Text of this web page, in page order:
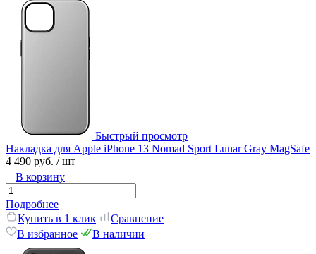
Быстрый просмотр
Накладка для Apple iPhone 13 Nomad Sport Lunar Gray MagSafe
4 490 руб. / шт
В корзину
Подробнее
Купить в 1 клик
Сравнение
В избранное
В наличии